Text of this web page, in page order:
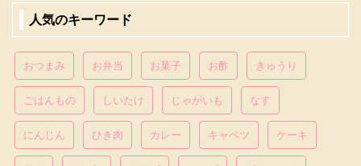
人気のキーワード
おつまみ お弁当 お菓子 お酢 きゅうり
ごはんもの しいたけ じゃがいも なす
にんじん ひき肉 カレー キャベツ ケーキ